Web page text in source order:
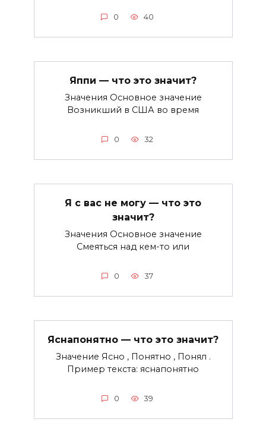
0 40
Яппи — что это значит?
Значения Основное значение
Возникший в США во время
0 32
Я с вас не могу — что это
значит?
Значения Основное значение
Смеяться над кем-то или
0 37
Яснапонятно — что это значит?
Значение Ясно , Понятно , Понял .
Пример текста: яснапонятно
0 39